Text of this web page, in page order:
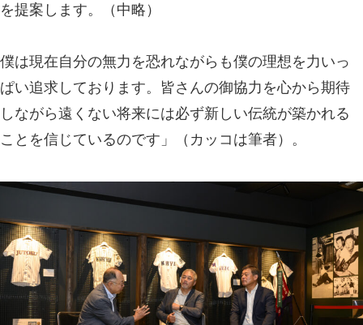
を提案します。（中略）
僕は現在自分の無力を恐れながらも僕の理想を力いっ
ぱい追求しております。皆さんの御協力を心から期待
しながら遠くない将来には必ず新しい伝統が築かれる
ことを信じているのです」（カッコは筆者）。